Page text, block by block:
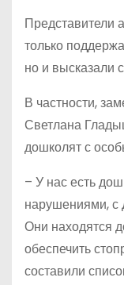
Представители
только
но и высказали
В частности,
Светлана
дошколят с
– У нас есть
нарушениями, с
Они находятся
обеспечить
составили